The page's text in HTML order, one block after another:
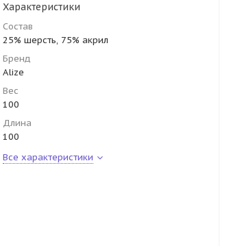
Характеристики
Состав
25% шерсть, 75% акрил
Бренд
Alize
Вес
100
Длина
100
Все характеристики